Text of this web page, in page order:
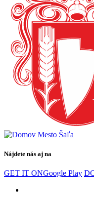
Nájdete nás aj na
GET IT ONGoogle Play